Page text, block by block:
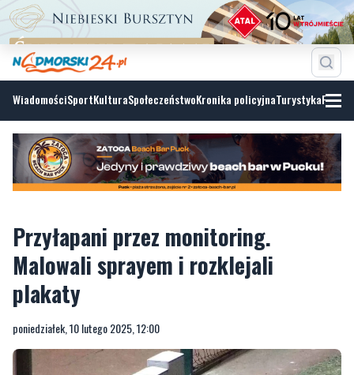
WiadomościSportKulturaSpołeczeństwoKronika policyjnaTurystyka
Przyłapani przez monitoring.
Malowali sprayem i rozklejali
plakaty
poniedziałek, 10 lutego 2025, 12:00